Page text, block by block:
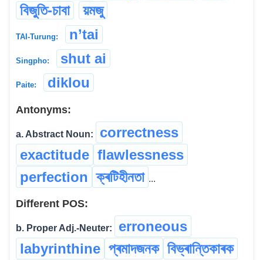
বিজুতি-চাবা
য়মজু
TAI-Turung: n’tai
Singpho: shut ai
Paite: diklou
Antonyms:
a. Abstract Noun:
correctness
exactitude flawlessness
perfection ক্ৰটিহীনতা ...
Different POS:
b. Proper Adj.-Neuter:
erroneous
labyrinthine প্ৰমাদজনক বিভ্ৰান্তিকাৰক